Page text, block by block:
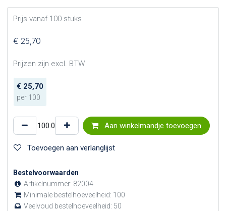
Prijs vanaf 100 stuks
€ 25,70
Prijzen zijn excl. BTW
€ 25,70
per 100
Aan winkelmandje toevoegen
Toevoegen aan verlanglijst
Bestelvoorwaarden
Artikelnummer: 82004
Minimale bestelhoeveelheid: 100
Veelvoud bestelhoeveelheid: 50